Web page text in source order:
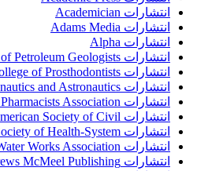
انتشارات Academician
انتشارات Adams Media
انتشارات Alpha
انتشارات Amer Assn of Petroleum Geologists
انتشارات American College of Prosthodontists
انتشارات American Institute of Aeronautics and Astronautics
انتشارات American Pharmacists Association
انتشارات American Society of Civil
انتشارات American Society of Health-System
انتشارات American Water Works Association
انتشارات Andrews McMeel Publishing